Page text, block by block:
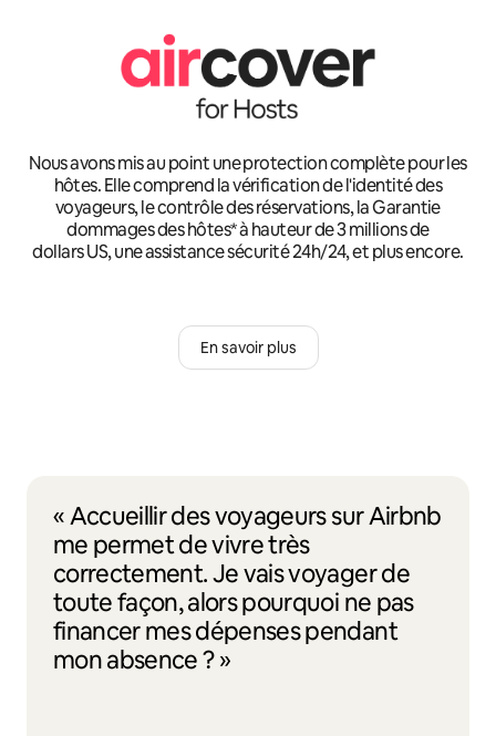
Nous avons mis au point une protection complète pour les
hôtes. Elle comprend la vérification de l'identité des
voyageurs, le contrôle des réservations, la Garantie
dommages des hôtes* à hauteur de 3 millions de
dollars US, une assistance sécurité 24h/24, et plus encore.
En savoir plus
« Accueillir des voyageurs sur Airbnb
me permet de vivre très
correctement. Je vais voyager de
toute façon, alors pourquoi ne pas
financer mes dépenses pendant
mon absence ? »